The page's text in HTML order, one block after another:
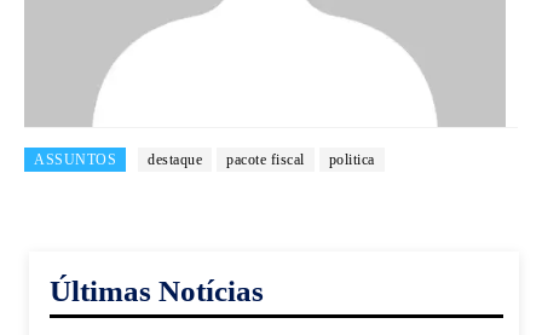
ASSUNTOS destaque pacote fiscal politica
Últimas Notícias